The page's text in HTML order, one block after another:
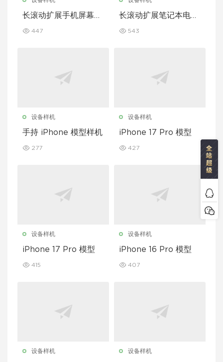
长滚动扩展手机屏幕模
447
长滚动扩展笔记本电脑
543
设备样机
手持 iPhone 模型样机
277
设备样机
iPhone 17 Pro 模型
427
设备样机
iPhone 17 Pro 模型
415
设备样机
iPhone 16 Pro 模型
407
设备样机 设备样机